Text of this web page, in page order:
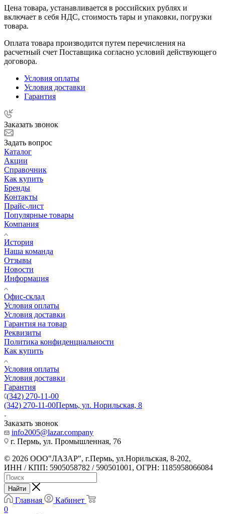
Цена товара, устанавливается в российских рублях и
включает в себя НДС, стоимость тары и упаковки, погрузки
товара.
Оплата товара производится путем перечисления на
расчетный счет Поставщика согласно условий действующего
договора.
Условия оплаты
Условия доставки
Гарантия
Заказать звонок
Задать вопрос
Каталог
Акции
Справочник
Как купить
Бренды
Контакты
Прайс-лист
Популярные товары
Компания
История
Наша команда
Отзывы
Новости
Информация
Офис-склад
Условия оплаты
Условия доставки
Гарантия на товар
Реквизиты
Политика конфиденциальности
Как купить
Условия оплаты
Условия доставки
Гарантия
(342) 270-11-00
(342) 270-11-00Пермь, ул. Норильская, 8
Заказать звонок
info2005@lazar.company
г. Пермь, ул. Промышленная, 76
© 2026 ООО"ЛАЗАР", г.Пермь, ул.Норильская, 8-202,
ИНН / КПП: 5905058782 / 590501001, ОГРН: 1185958066084
Найти
Главная
Кабинет
0